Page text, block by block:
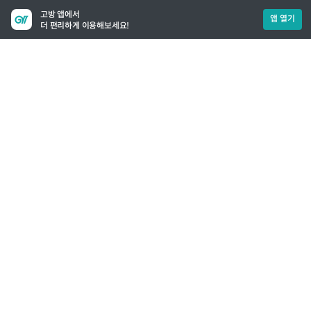
고방 앱에서
더 편리하게 이용해보세요!
앱 열기